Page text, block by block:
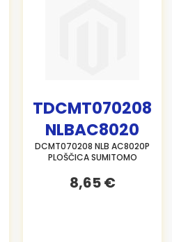
TDCMT070208
NLBAC8020
DCMT070208 NLB AC8020P
PLOŠČICA SUMITOMO
8,65 €